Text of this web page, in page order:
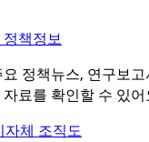
책정보
정책뉴스, 연구보
료를 확인할 수 있어
자체 조직도